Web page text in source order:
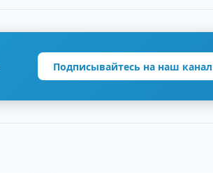
Подписывайтесь на наш канал